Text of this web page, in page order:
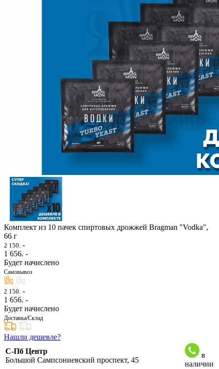
Комплект из 10 пачек спиртовых дрожжей Bragman "Vodka",
66 г
2 150. -
1 656. -
Будет начислено
Самовывоз
2 150. -
1 656. -
Будет начислено
Доставка/Склад
Нашли дешевле?
С-Пб Центр
Большой Сампсониевский проспект, 45
в
наличии